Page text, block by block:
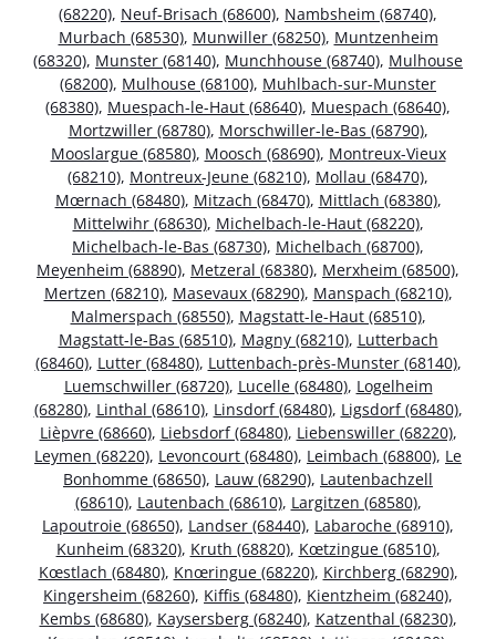
(68220), Neuf-Brisach (68600), Nambsheim (68740),
Murbach (68530), Munwiller (68250), Muntzenheim
(68320), Munster (68140), Munchhouse (68740), Mulhouse
(68200), Mulhouse (68100), Muhlbach-sur-Munster
(68380), Muespach-le-Haut (68640), Muespach (68640),
Mortzwiller (68780), Morschwiller-le-Bas (68790),
Mooslargue (68580), Moosch (68690), Montreux-Vieux
(68210), Montreux-Jeune (68210), Mollau (68470),
Mœrnach (68480), Mitzach (68470), Mittlach (68380),
Mittelwihr (68630), Michelbach-le-Haut (68220),
Michelbach-le-Bas (68730), Michelbach (68700),
Meyenheim (68890), Metzeral (68380), Merxheim (68500),
Mertzen (68210), Masevaux (68290), Manspach (68210),
Malmerspach (68550), Magstatt-le-Haut (68510),
Magstatt-le-Bas (68510), Magny (68210), Lutterbach
(68460), Lutter (68480), Luttenbach-près-Munster (68140),
Luemschwiller (68720), Lucelle (68480), Logelheim
(68280), Linthal (68610), Linsdorf (68480), Ligsdorf (68480),
Lièpvre (68660), Liebsdorf (68480), Liebenswiller (68220),
Leymen (68220), Levoncourt (68480), Leimbach (68800), Le
Bonhomme (68650), Lauw (68290), Lautenbachzell
(68610), Lautenbach (68610), Largitzen (68580),
Lapoutroie (68650), Landser (68440), Labaroche (68910),
Kunheim (68320), Kruth (68820), Kœtzingue (68510),
Kœstlach (68480), Knœringue (68220), Kirchberg (68290),
Kingersheim (68260), Kiffis (68480), Kientzheim (68240),
Kembs (68680), Kaysersberg (68240), Katzenthal (68230),